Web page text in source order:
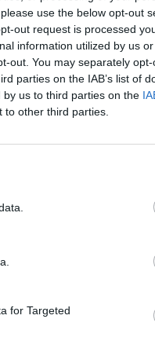
use the below opt-out
out request is processed
information utilized by us
out. You may separately
parties on the IAB’s list of
us to third parties on the
other third parties.
for Targeted
Team
i
względem
Nie była to jednak
neutralnymi,
przez KC,
kibiców. Vitality
na swoim koncie
zimy w przerwie
by jeszcze nazwać